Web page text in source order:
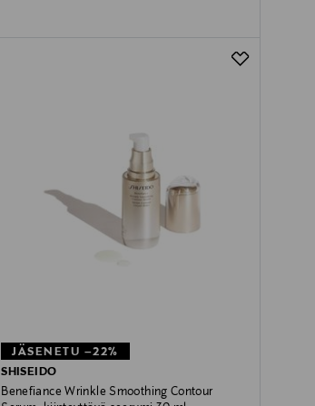
JÄSENETU –22%
SHISEIDO
Benefiance Wrinkle Smoothing Contour